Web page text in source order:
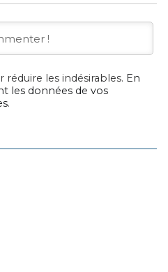
réduire les indésirables. En
les données de vos
.